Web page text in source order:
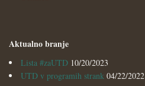
Aktualno branje
Lista #zaUTD 10/20/2023
UTD v programih strank 04/22/2022